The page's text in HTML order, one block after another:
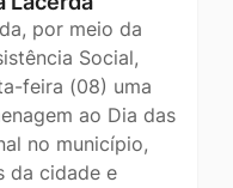
por meio da
Social,
feira (08) uma
ao Dia das
no município,
da cidade e